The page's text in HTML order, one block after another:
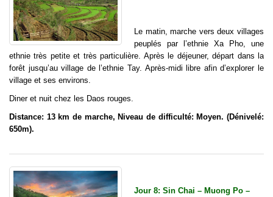
Le matin, marche vers deux villages
peuplés par l’ethnie Xa Pho, une
ethnie très petite et très particulière. Après le déjeuner, départ dans la
forêt jusqu’au village de l’ethnie Tay. Après-midi libre afin d’explorer le
village et ses environs.
Diner et nuit chez les Daos rouges.
Distance: 13 km de marche, Niveau de difficulté: Moyen. (Dénivelé:
650m).
Jour 8: Sin Chai – Muong Po –